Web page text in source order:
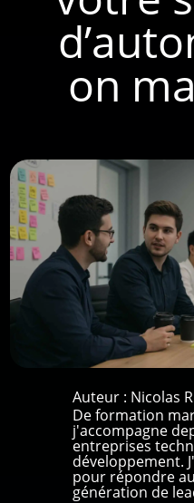
on
Auteur : Nicolas
De formation
j'accompagne
entreprises
développement.
pour répondre
génération de